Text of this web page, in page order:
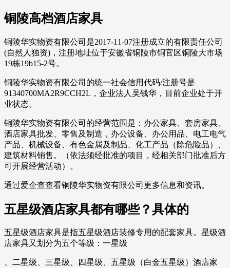
铜陵高档酒店家具
铜陵华实物资有限公司是2017-11-07注册成立的有限责任公司
(自然人独资)，注册地址位于安徽省铜陵市铜官区铜陵大市场
19栋19b15-2号。
铜陵华实物资有限公司的统一社会信用代码/注册号是
91340700MA2R9CCH2L，企业法人吴钱华，目前企业处于开
业状态。
铜陵华实物资有限公司的经营范围是：办公家具、套房家具、
酒店家具批发、零售及制造，办公设备、办公用品、电工电气
产品、机械设备、有色金属及制品、化工产品（除危险品）、
建筑材料销售。（依法须经批准的项目，经相关部门批准后方
可开展经营活动）。
通过爱企查查看铜陵华实物资有限公司更多信息和资讯。
五星级酒店家具都有哪些？具体的
五星级酒店家具是指五星级酒店装修专用的配套家具。星级酒
店家具又划分为五个等级：一星级
、二星级、三星级、四星级、五星级（白金五星级）酒店家